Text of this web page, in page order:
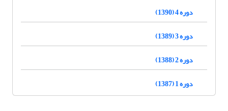
دوره 4 (1390)
دوره 3 (1389)
دوره 2 (1388)
دوره 1 (1387)